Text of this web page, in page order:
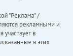
"Реклама" /
рекламными и
участвует в
в этих